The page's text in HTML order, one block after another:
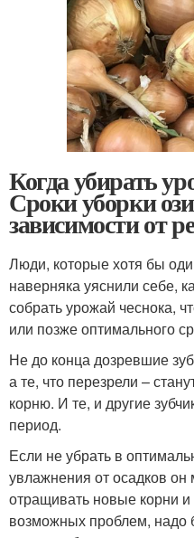
Когда убирать
Сроки уборки
зависимости от
Люди, которые хотя бы
наверняка уяснили себе,
собрать урожай чеснока,
или позже оптимального
Не до конца дозревшие
а те, что перезрели –
корню. И те, и другие
период.
Если не убрать в
увлажнения от осадков он
отращивать новые корни и
возможных проблем, надо